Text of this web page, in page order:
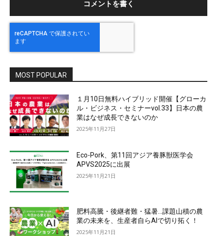
MOST POPULAR
１月10日無料ハイブリッド開催【グローカ
ル・ビジネス・セミナーvol.33】日本の農
業はなぜ成長できないのか
2025年11月27日
Eco-Pork、第11回アジア養豚獣医学会
APVS2025に出展
2025年11月21日
肥料高騰・後継者難・猛暑…課題山積の農
業の未来を、生産者自らAIで切り拓く！
2025年11月21日